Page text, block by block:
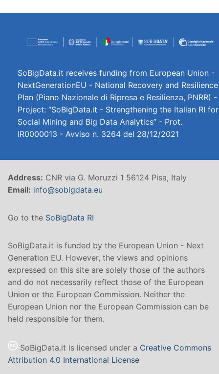
SoBigData.it receives funding from European Union -
NextGenerationEU - National Recovery and Resilience
Plan (Piano Nazionale di Ripresa e Resilienza, PNRR) -
Project: “SoBigData.it - Strengthening the Italian RI for
Social Mining and Big Data Analytics” - Prot.
IR0000013 - Avviso n. 3264 del 28/12/2021
Address: CNR via G. Moruzzi 1 56124 Pisa, Italy
Email: info@sobigdata.eu
Go to the SoBigData RI
SoBigData.it is funded by the European Union - Next
Generation EU. However, the views and opinions
expressed on this site are solely those of the authors
and do not necessarily reflect those of the European
Union or the European Commission. Neither the
European Union nor the European Commission can be
held responsible for them.
SoBigData.it is licensed under a Creative Commons
Attribution 4.0 International License